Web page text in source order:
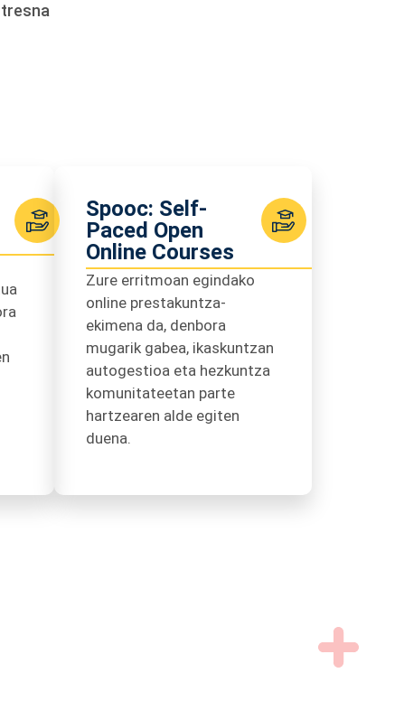
Spooc: Self-
Paced Open
Online Courses
Zure erritmoan egindako
online prestakuntza-
ekimena da, denbora
mugarik gabea, ikaskuntzan
autogestioa eta hezkuntza
komunitateetan parte
hartzearen alde egiten
duena.